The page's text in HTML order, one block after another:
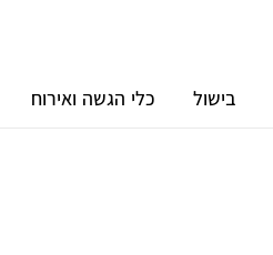
בישול כלי הגשה ואירוח